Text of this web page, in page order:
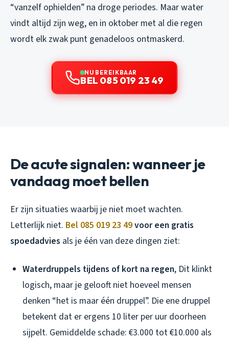
“vanzelf ophielden” na droge periodes. Maar water
vindt altijd zijn weg, en in oktober met al die regen
wordt elk zwak punt genadeloos ontmaskerd.
NU BEREIKBAAR
BEL 085 019 23 49
De acute signalen: wanneer je
vandaag moet bellen
Er zijn situaties waarbij je niet moet wachten.
Letterlijk niet. Bel 085 019 23 49voor een gratis
spoedadvies als je één van deze dingen ziet:
Waterdruppels tijdens of kort na regen, Dit klinkt
logisch, maar je gelooft niet hoeveel mensen
denken “het is maar één druppel”. Die ene druppel
betekent dat er ergens 10 liter per uur doorheen
sijpelt. Gemiddelde schade: €3.000 tot €10.000 als